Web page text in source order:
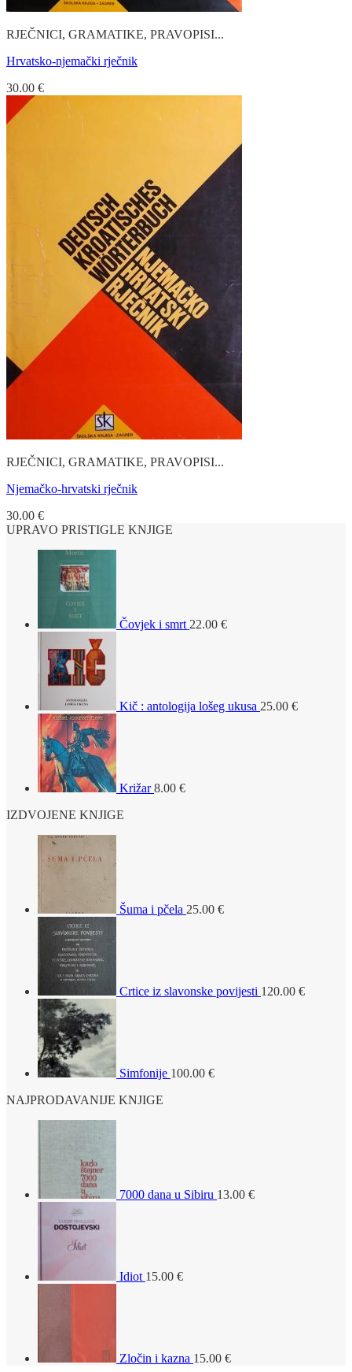
RJEČNICI, GRAMATIKE, PRAVOPISI...
Hrvatsko-njemački rječnik
30.00 €
RJEČNICI, GRAMATIKE, PRAVOPISI...
Njemačko-hrvatski rječnik
30.00 €
UPRAVO PRISTIGLE KNJIGE
Čovjek i smrt 22.00 €
Kič : antologija lošeg ukusa 25.00 €
Križar 8.00 €
IZDVOJENE KNJIGE
Šuma i pčela 25.00 €
Crtice iz slavonske povijesti 120.00 €
Simfonije 100.00 €
NAJPRODAVANIJE KNJIGE
7000 dana u Sibiru 13.00 €
Idiot 15.00 €
Zločin i kazna 15.00 €